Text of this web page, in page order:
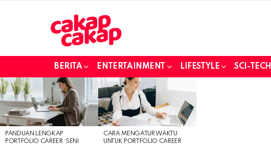
BERITA ENTERTAINMENT LIFESTYLE SCI-TECH
LATEST
STORIES
PANDUAN LENGKAP
PORTFOLIO CAREER: SENI
CARA MENGATUR WAKTU
UNTUK PORTFOLIO CAREER